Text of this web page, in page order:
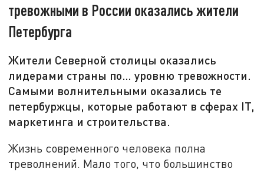
тревожными в России оказались жители
Петербурга
Жители Северной столицы оказались
лидерами страны по… уровню тревожности.
Самыми волнительными оказались те
петербуржцы, которые работают в сферах IT,
маркетинга и строительства.
Жизнь современного человека полна
треволнений. Мало того, что большинство